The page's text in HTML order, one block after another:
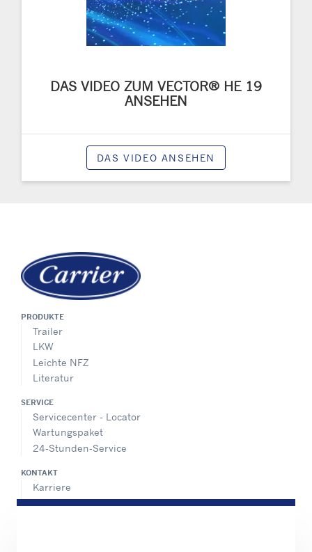
DAS VIDEO ZUM VECTOR® HE 19
ANSEHEN
DAS VIDEO ANSEHEN
PRODUKTE
Trailer
LKW
Leichte NFZ
Literatur
SERVICE
Servicecenter - Locator
Wartungspaket
24-Stunden-Service
KONTAKT
Karriere
Pressecenter